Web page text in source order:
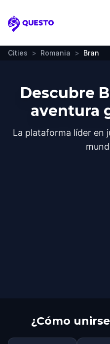
Questo
Cities > Romania > Bran
Descubre
aventura
La plataforma líder en
¿Cómo